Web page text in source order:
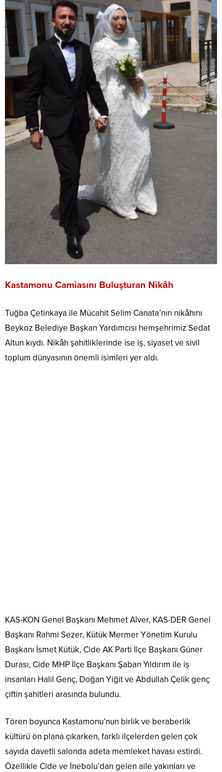
Kastamonu Camiasını Buluşturan Nikâh
Tuğba Çetinkaya ile Mücahit Selim Canata’nın nikâhını
Beykoz Belediye Başkan Yardımcısı hemşehrimiz Sedat
Altun kıydı. Nikâh şahitliklerinde ise iş, siyaset ve sivil
toplum dünyasının önemli isimleri yer aldı.
KAS-KON Genel Başkanı Mehmet Alver, KAS-DER Genel
Başkanı Rahmi Sezer, Kütük Mermer Yönetim Kurulu
Başkanı İsmet Kütük, Cide AK Parti İlçe Başkanı Güner
Durası, Cide MHP İlçe Başkanı Şaban Yıldırım ile iş
insanları Halil Genç, Doğan Yiğit ve Abdullah Çelik genç
çiftin şahitleri arasında bulundu.
Tören boyunca Kastamonu’nun birlik ve beraberlik
kültürü ön plana çıkarken, farklı ilçelerden gelen çok
sayıda davetli salonda adeta memleket havası estirdi.
Özellikle Cide ve İnebolu’dan gelen aile yakınları ve